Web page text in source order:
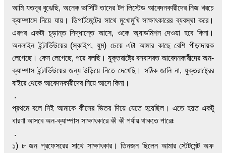
আমি যতদূর বুঝেছি, অনেক ভার্সিটি তাদের টপ লিস্টেড আবেদনকারীদের নিজ খরচে
ক্যাম্পাসে নিয়ে যায়। ডিপার্টমেন্টের সাথে মুখোমুখি সাক্ষাৎকারের ব্যবস্থা করে।
এরপর একটা চূড়ান্ত সিদ্ধান্তে আসে, ওকে অ্যাডমিশন দেওয়া হবে কিনা।
অনলাইন ইন্টার্ভিউয়ের (স্কাইপ, যুম) চেয়ে এটা আমার কাছে বেশি পীড়াদায়ক
লেগেছে। কেন লেগেছে, পরে বলছি। যুক্তরাষ্ট্রে বসবাসরত আবেদনকারীদের অন-
ক্যাম্পাস ইন্টার্ভিউয়ের জন্য উড়িয়ে নিতে দেখেছি। সঠিক জানি না, যুক্তরাষ্ট্রের
বাইরে থেকে আবেদনকারীদের নিয়ে আসে কিনা।
.
প্রথমে বলে নিই আমাকে কীসের ভিতর দিয়ে যেতে হয়েছিল। এতে হয়ত একটু
ধারণা আসবেঅন-ক্যাম্পাস সাক্ষাৎকারে কী কী পর্যায় থাকতে পারেঃ
.
১) ৮ জন প্রফেসরের সাথে সাক্ষাৎকার। তিনজন ছিলেন আমার স্টেটমেন্ট অফ